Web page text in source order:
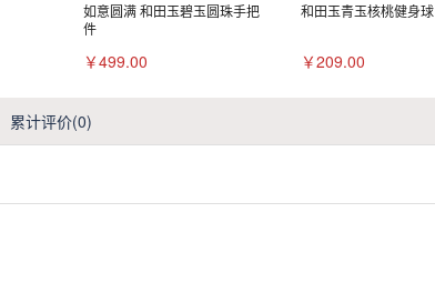
如意圆满 和田玉碧玉圆珠手把
件
￥499.00
和田玉青玉核桃健身球
￥209.00
累计评价(0)